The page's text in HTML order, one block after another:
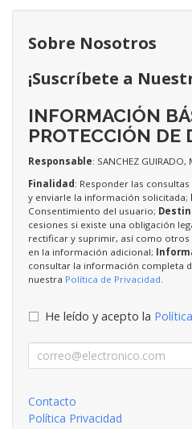
Sobre Nosotros
¡Suscríbete a
INFORMACIÓN
PROTECCIÓN DE
Responsable: SANCHEZ GUIRADO,
Finalidad : Responder las
y enviarle la información solicitada;
Consentimiento del usuario;
cesiones si existe una obligación
rectificar y suprimir, así como
en la información adicional;
consultar la información completa
nuestra Política de Privacidad.
He leído y acepto la
Contacto
Política Privacidad